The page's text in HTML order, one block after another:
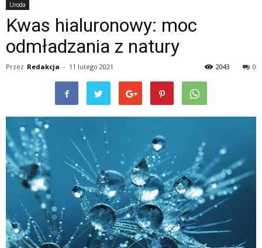
Uroda
Kwas hialuronowy: moc
odmładzania z natury
Przez Redakcja - 11 lutego 2021 0
2043